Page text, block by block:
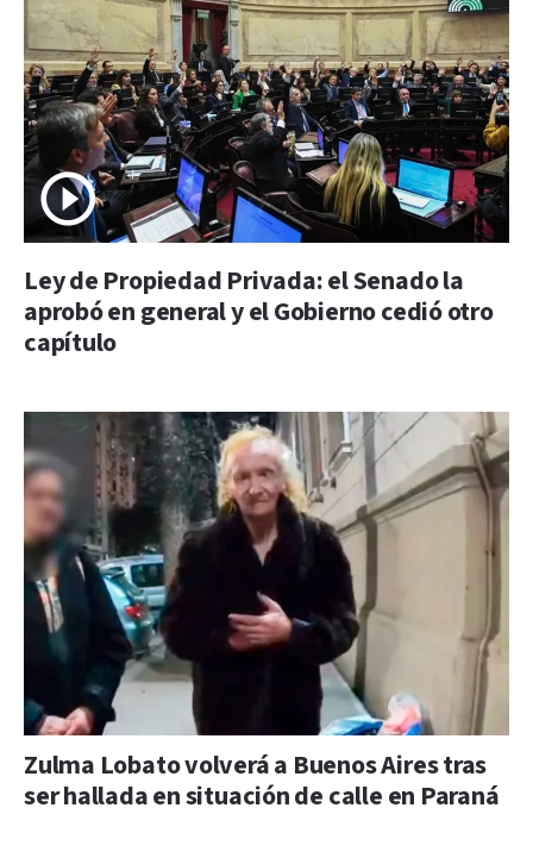
Ley de Propiedad Privada: el Senado la
aprobó en general y el Gobierno cedió otro
capítulo
Zulma Lobato volverá a Buenos Aires tras
ser hallada en situación de calle en Paraná